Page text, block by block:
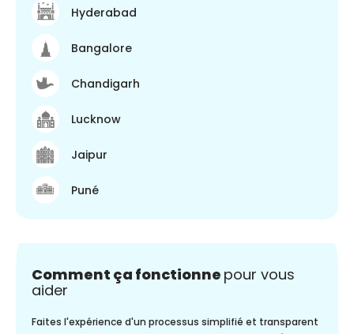
Hyderabad
Bangalore
Chandigarh
Lucknow
Jaipur
Puné
Comment ça fonctionne pour vous
aider
Faites l'expérience d'un processus simplifié et transparent